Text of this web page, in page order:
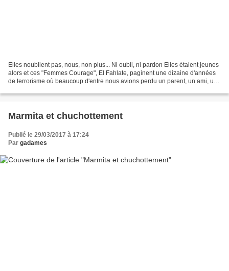
Elles noublient pas, nous, non plus... Ni oubli, ni pardon Elles étaient jeunes
alors et ces "Femmes Courage", El Fahlate, paginent une dizaine d'années
de terrorisme où beaucoup d'entre nous avions perdu un parent, un ami, un
Marmita et chuchottement
Publié le 29/03/2017 à 17:24
Par gadames